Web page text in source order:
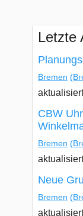
Letzte
Bremen
CBW
Bremen
Neue
Bremen